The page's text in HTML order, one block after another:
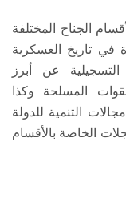
الجناح المختلفة
في تاريخ العسكرية
عن أبرز
المسلحة وكذا
التنمية للدولة
الخاصة بالأقسام